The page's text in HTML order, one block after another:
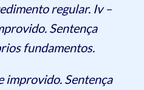
regular. Iv –
Sentença
fundamentos.
improvido. Sentença